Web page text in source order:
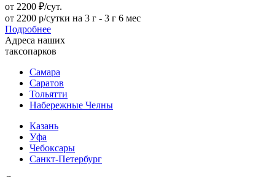
от 2200 ₽/сут.
от 2200 р/сутки на 3 г - 3 г 6 мес
Подробнее
Адреса наших
таксопарков
Самара
Саратов
Тольятти
Набережные Челны
Казань
Уфа
Чебоксары
Санкт-Петербург